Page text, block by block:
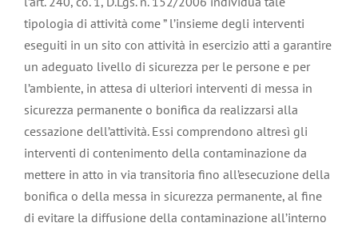
tipologia di attività come ” l’insieme degli interventi
eseguiti in un sito con attività in esercizio atti a garantire
un adeguato livello di sicurezza per le persone e per
l’ambiente, in attesa di ulteriori interventi di messa in
sicurezza permanente o bonifica da realizzarsi alla
cessazione dell’attività. Essi comprendono altresì gli
interventi di contenimento della contaminazione da
mettere in atto in via transitoria fino all’esecuzione della
bonifica o della messa in sicurezza permanente, al fine
di evitare la diffusione della contaminazione all’interno